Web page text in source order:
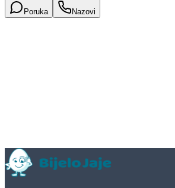
Poruka Nazovi